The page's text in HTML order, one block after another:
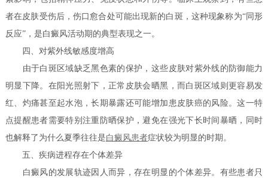
者在皮肤受伤后，伤口愈合处可能出现新的白斑，这种现象称为“同形
反应”，是白癜风活动期的典型表现之一。
四、对紫外线敏感度增高
由于白斑区域缺乏黑色素的保护，这些皮肤对紫外线的防御能力
明显下降。在阳光照射下，正常皮肤会晒黑，而白斑区域则更容易发
红、灼痛甚至起水泡，长期暴露还可能增加患皮肤癌的风险。这一特
点提醒患者需要特别注重防晒保护，避免在强光下长时间暴晒，同时
也解释了为什么夏季往往是白癜风患者症状较为明显的时期。
五、疾病进程存在个体差异
白癜风的发展轨迹因人而异，存在明显的个体差异。有些患者只